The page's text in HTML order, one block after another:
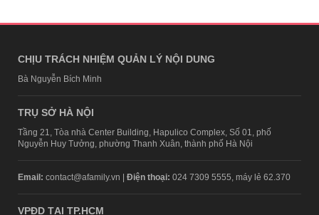
CHỊU TRÁCH NHIỆM QUẢN LÝ NỘI DUNG
Bà Nguyễn Bích Minh
TRỤ SỞ HÀ NỘI
Tầng 21, Tòa nhà Center Building, Hapulico Complex, Số 01, phố
Nguyễn Huy Tưởng, phường Thanh Xuân, thành phố Hà Nội
Email: contact@afamily.vn | Điện thoại: 024 7309 5555, máy lẻ 62.370
VPĐD TẠI TP.HCM